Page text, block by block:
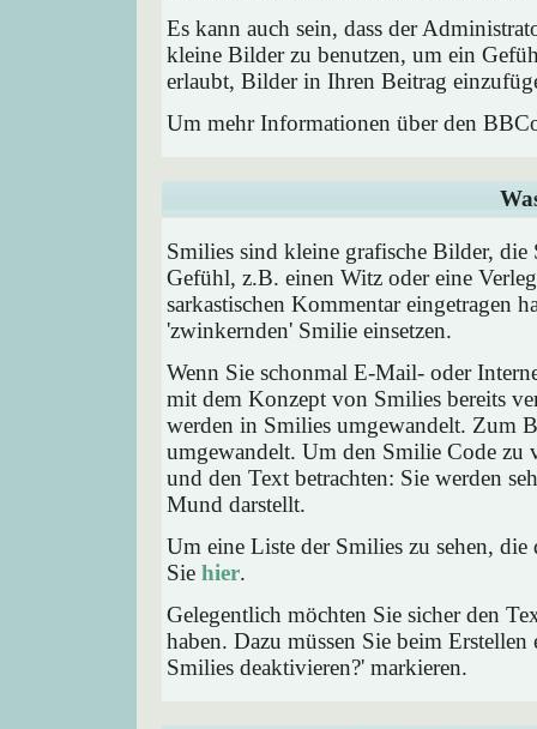
Es kann auch sein, dass der
kleine Bilder zu benutzen, um ein
erlaubt, Bilder in Ihren Beitrag
Um mehr Informationen über den
Smilies sind kleine grafische Bilder,
Gefühl, z.B. einen Witz oder eine
sarkastischen Kommentar eingetragen
'zwinkernden' Smilie einsetzen.
Wenn Sie schonmal E-Mail- oder
mit dem Konzept von Smilies bereits
werden in Smilies umgewandelt. Zum
umgewandelt. Um den Smilie Code zu
und den Text betrachten: Sie werden
Mund darstellt.
Um eine Liste der Smilies zu sehen,
Sie hier.
Gelegentlich möchten Sie sicher den
haben. Dazu müssen Sie beim
Smilies deaktivieren?' markieren.